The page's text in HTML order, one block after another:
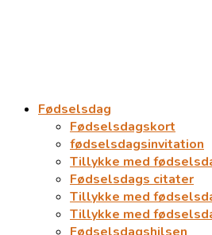
Fødselsdag
Fødselsdagskort
fødselsdagsinvitation
Tillykke med
Fødselsdags citater
Tillykke med
Tillykke med